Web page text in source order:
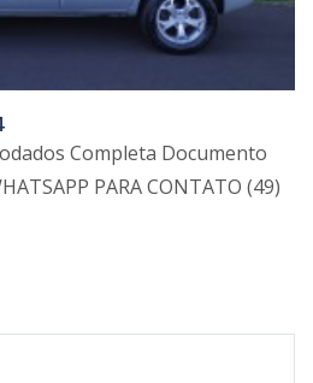
Completa Documento
PARA CONTATO (49)